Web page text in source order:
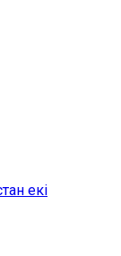
екі